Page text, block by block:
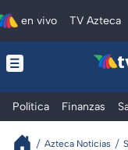
en vivo TV Azteca
Política Finanzas
Azteca Noticias